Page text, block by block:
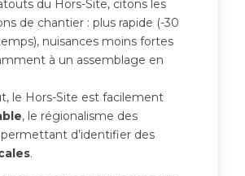
du Hors-Site, citons les
de chantier : plus rapide (-30
nuisances moins fortes
à un assemblage en
le Hors-Site est facilement
, le régionalisme des
d’identifier des
.